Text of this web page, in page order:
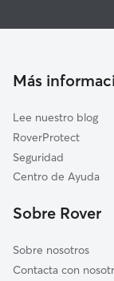
Machacón
Gomecello
Santa Marta
Villares de la
Cabezabellosa
Cuidado de
Más
Lee nuestro blog
RoverProtect
Seguridad
Centro de Ayuda
Sobre Rover
Sobre nosotros
Contacta con